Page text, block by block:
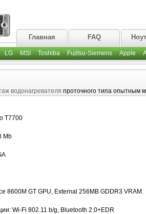
Главная FAQ
LG MSI Toshiba Fujitsu-Siemens Apple
водонагревателя проточного типа опытным
T7700
Mb
8600M GT GPU, External 256MB GDDR3 VRAM.
Wi-Fi 802.11 b/g, Bluetooth 2.0+EDR